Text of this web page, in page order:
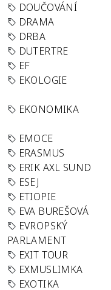
DOUČOVÁNÍ
DRAMA
DRBA
DUTERTRE
EF
EKOLOGIE
EKONOMIKA
EMOCE
ERASMUS
ERIK AXL SUND
ESEJ
ETIOPIE
EVA BUREŠOVÁ
EVROPSKÝ
PARLAMENT
EXIT TOUR
EXMUSLIMKA
EXOTIKA